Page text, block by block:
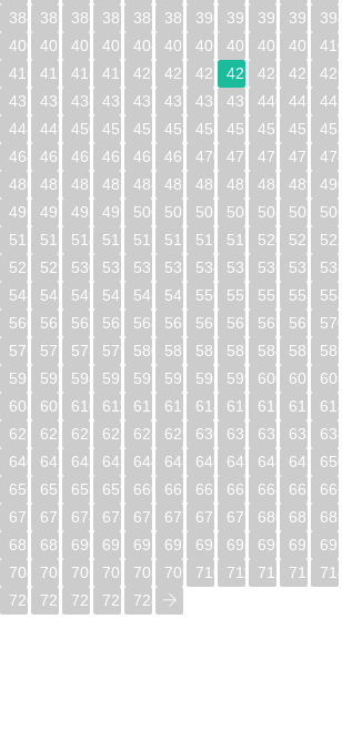
384
385 386 387 388 389 390 391 392 393 394
400
401 402 403 404 405 406 407 408 409 410
416
417 418 419 420 421 422 423 424 425 426
432
433 434 435 436 437 438 439 440 441 442
448
449 450 451 452 453 454 455 456 457 458
464
465 466 467 468 469 470 471 472 473 474
480
481 482 483 484 485 486 487 488 489 490
496
497 498 499 500 501 502 503 504 505 506
512
513 514 515 516 517 518 519 520 521 522
528
529 530 531 532 533 534 535 536 537 538
544
545 546 547 548 549 550 551 552 553 554
560
561 562 563 564 565 566 567 568 569 570
576
577 578 579 580 581 582 583 584 585 586
592
593 594 595 596 597 598 599 600 601 602
608
609 610 611 612 613 614 615 616 617 618
624
625 626 627 628 629 630 631 632 633 634
640
641 642 643 644 645 646 647 648 649 650
656
657 658 659 660 661 662 663 664 665 666
672
673 674 675 676 677 678 679 680 681 682
688
689 690 691 692 693 694 695 696 697 698
704
705 706 707 708 709 710 711 712 713 714
720
721 722 723 724